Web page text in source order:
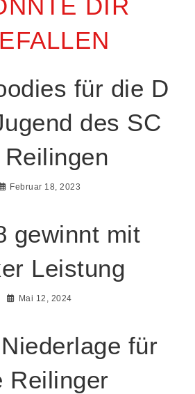
DIR
für die D
des SC
Februar 18, 2023
gewinnt mit
Leistung
Mai 12, 2024
für
Reilinger